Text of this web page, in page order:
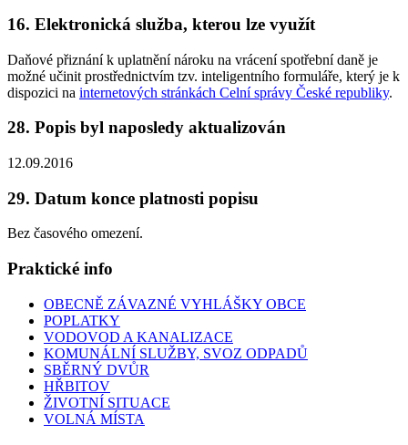
16. Elektronická služba, kterou lze využít
Daňové přiznání k uplatnění nároku na vrácení spotřební daně je
možné učinit prostřednictvím tzv. inteligentního formuláře, který je k
dispozici na internetových stránkách Celní správy České republiky.
28. Popis byl naposledy aktualizován
12.09.2016
29. Datum konce platnosti popisu
Bez časového omezení.
Praktické info
OBECNĚ ZÁVAZNÉ VYHLÁŠKY OBCE
POPLATKY
VODOVOD A KANALIZACE
KOMUNÁLNÍ SLUŽBY, SVOZ ODPADŮ
SBĚRNÝ DVŮR
HŘBITOV
ŽIVOTNÍ SITUACE
VOLNÁ MÍSTA